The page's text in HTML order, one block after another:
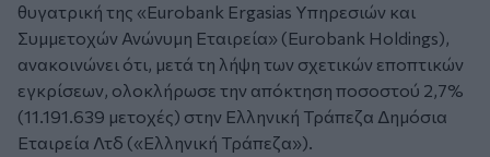
θυγατρική της «Eurobank Ergasias Υπηρεσιών και
Συμμετοχών Ανώνυμη Εταιρεία» (Eurobank Holdings),
ανακοινώνει ότι, μετά τη λήψη των σχετικών εποπτικών
εγκρίσεων, ολοκλήρωσε την απόκτηση ποσοστού 2,7%
(11.191.639 μετοχές) στην Ελληνική Τράπεζα Δημόσια
Εταιρεία Λτδ («Ελληνική Τράπεζα»).